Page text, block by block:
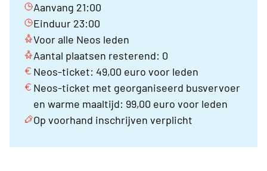
Aanvang 21:00
Einduur 23:00
Voor alle Neos leden
Aantal plaatsen resterend: 0
Neos-ticket: 49,00 euro voor leden
Neos-ticket met georganiseerd busvervoer
en warme maaltijd: 99,00 euro voor leden
Op voorhand inschrijven verplicht